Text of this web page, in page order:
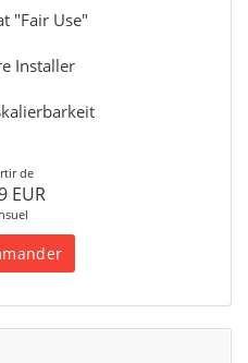
"Fair Use"
Installer
de
EUR